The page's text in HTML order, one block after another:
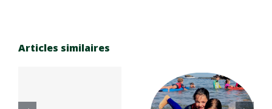
Articles similaires